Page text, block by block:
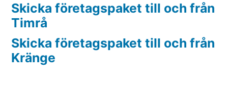
Skicka företagspaket till och från
Timrå
Skicka företagspaket till och från
Kränge